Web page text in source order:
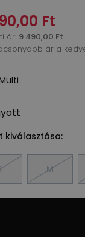
Ft
ár: 9 490,00 Ft
ár a
kiválasztása:
M